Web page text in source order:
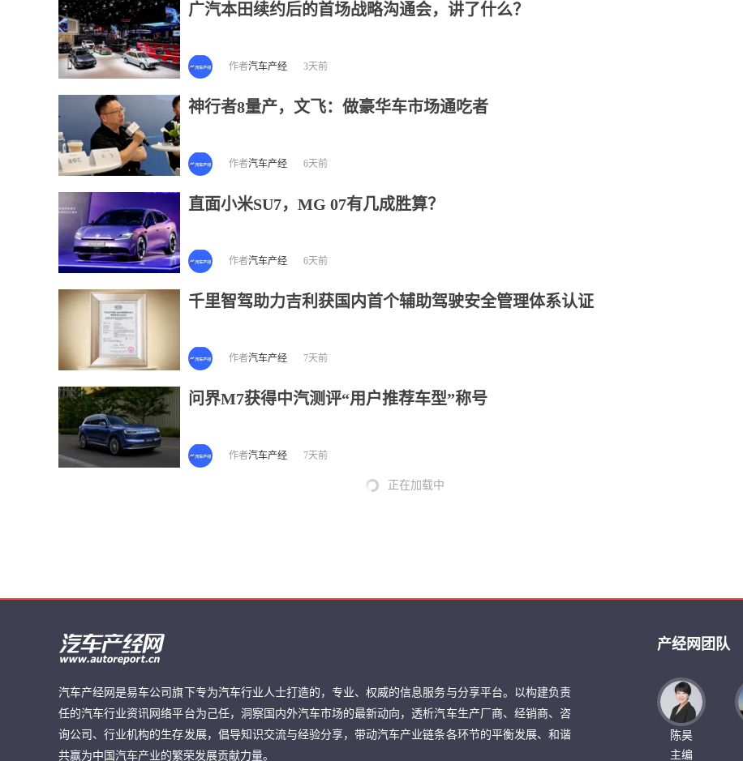
广汽本田续约后的首场战略沟通会，讲了什么？
作者汽车产经 3天前
神行者8量产，文飞：做豪华车市场通吃者
作者汽车产经 6天前
直面小米SU7，MG 07有几成胜算？
作者汽车产经 6天前
千里智驾助力吉利获国内首个辅助驾驶安全管理体系认证
作者汽车产经 7天前
问界M7获得中汽测评“用户推荐车型”称号
作者汽车产经 7天前
正在加载中
汽车产经网是易车公司旗下专为汽车行业人士打造的，专业、权威的信息服务与分享平台。以构建负责
任的汽车行业资讯网络平台为己任，洞察国内外汽车市场的最新动向，透析汽车生产厂商、经销商、咨
询公司、行业机构的生存发展，倡导知识交流与经验分享，带动汽车产业链条各环节的平衡发展、和谐
共赢为中国汽车产业的繁荣发展贡献力量。
产经网团队
陈昊
主编